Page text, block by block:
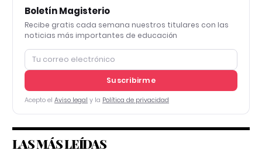
Boletín Magisterio
Recibe gratis cada semana nuestros titulares con las
noticias más importantes de educación
Suscribirme
Acepto el Aviso legal y la Política de privacidad
LAS MÁS LEÍDAS